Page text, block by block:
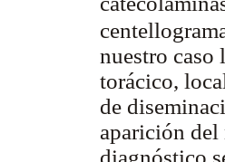
nuestro caso
torácico,
de
aparición del
diagnóstico